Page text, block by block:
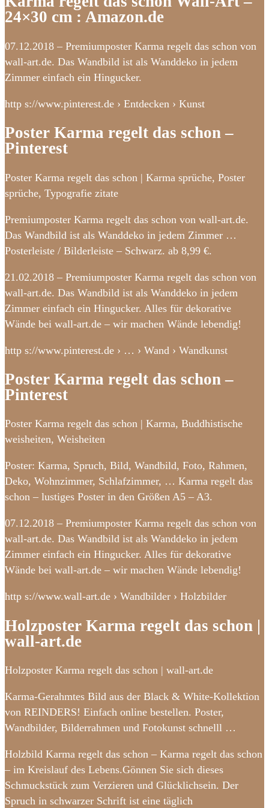
24×30 cm : Amazon.de
07.12.2018 – Premiumposter Karma regelt das schon von
wall-art.de. Das Wandbild ist als Wanddeko in jedem
Zimmer einfach ein Hingucker.
http s://www.pinterest.de › Entdecken › Kunst
Poster Karma regelt das schon –
Pinterest
Poster Karma regelt das schon | Karma sprüche, Poster
sprüche, Typografie zitate
Premiumposter Karma regelt das schon von wall-art.de.
Das Wandbild ist als Wanddeko in jedem Zimmer …
Posterleiste / Bilderleiste – Schwarz. ab 8,99 €.
21.02.2018 – Premiumposter Karma regelt das schon von
wall-art.de. Das Wandbild ist als Wanddeko in jedem
Zimmer einfach ein Hingucker. Alles für dekorative
Wände bei wall-art.de – wir machen Wände lebendig!
http s://www.pinterest.de › … › Wand › Wandkunst
Poster Karma regelt das schon –
Pinterest
Poster Karma regelt das schon | Karma, Buddhistische
weisheiten, Weisheiten
Poster: Karma, Spruch, Bild, Wandbild, Foto, Rahmen,
Deko, Wohnzimmer, Schlafzimmer, … Karma regelt das
schon – lustiges Poster in den Größen A5 – A3.
07.12.2018 – Premiumposter Karma regelt das schon von
wall-art.de. Das Wandbild ist als Wanddeko in jedem
Zimmer einfach ein Hingucker. Alles für dekorative
Wände bei wall-art.de – wir machen Wände lebendig!
http s://www.wall-art.de › Wandbilder › Holzbilder
Holzposter Karma regelt das schon |
wall-art.de
Holzposter Karma regelt das schon | wall-art.de
Karma-Gerahmtes Bild aus der Black & White-Kollektion
von REINDERS! Einfach online bestellen. Poster,
Wandbilder, Bilderrahmen und Fotokunst schnelll …
Holzbild Karma regelt das schon – Karma regelt das schon
– im Kreislauf des Lebens.Gönnen Sie sich dieses
Schmuckstück zum Verzieren und Glücklichsein. Der
Spruch in schwarzer Schrift ist eine täglich